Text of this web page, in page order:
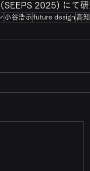
（SEEPS 2025) にて
小谷浩示 future design 高